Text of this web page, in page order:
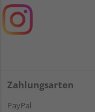
Zahlungsarten
PayPal